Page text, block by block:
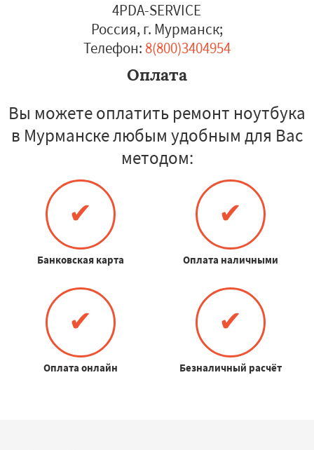
4PDA-SERVICE
Россия, г. Мурманск;
Телефон: 8(800)3404954
Оплата
Вы можете оплатить ремонт ноутбука
в Мурманске любым удобным для Вас
методом:
✔
Банковская карта
✔
Оплата наличными
✔
Оплата онлайн
✔
Безналичный расчёт